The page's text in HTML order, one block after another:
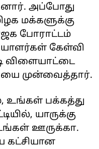
அப்போது
மக்களுக்கு
போராட்டம்
கேள்வி
விளையாட்டை
முன்வைத்தார்.
உங்கள் பக்கத்து
யாருக்கு
ஊருக்கா.
கட்சியான